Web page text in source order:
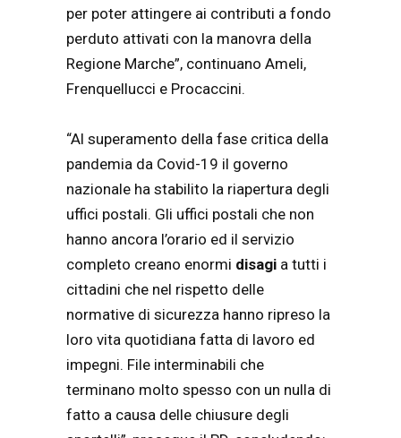
per poter attingere ai contributi a fondo
perduto attivati con la manovra della
Regione Marche”, continuano Ameli,
Frenquellucci e Procaccini.
“Al superamento della fase critica della
pandemia da Covid-19 il governo
nazionale ha stabilito la riapertura degli
uffici postali. Gli uffici postali che non
hanno ancora l’orario ed il servizio
completo creano enormi disagi a tutti i
cittadini che nel rispetto delle
normative di sicurezza hanno ripreso la
loro vita quotidiana fatta di lavoro ed
impegni. File interminabili che
terminano molto spesso con un nulla di
fatto a causa delle chiusure degli